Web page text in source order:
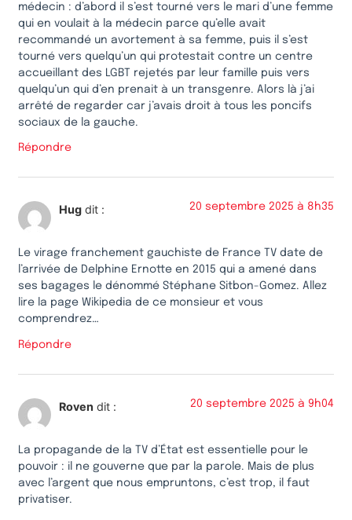
médecin : d’abord il s’est tourné vers le mari d’une femme
qui en voulait à la médecin parce qu’elle avait
recommandé un avortement à sa femme, puis il s’est
tourné vers quelqu’un qui protestait contre un centre
accueillant des LGBT rejetés par leur famille puis vers
quelqu’un qui d’en prenait à un transgenre. Alors là j’ai
arrêté de regarder car j’avais droit à tous les poncifs
sociaux de la gauche.
Répondre
Hug dit : 20 septembre 2025 à 8h35
Le virage franchement gauchiste de France TV date de
l’arrivée de Delphine Ernotte en 2015 qui a amené dans
ses bagages le dénommé Stéphane Sitbon-Gomez. Allez
lire la page Wikipedia de ce monsieur et vous
comprendrez…
Répondre
Roven dit : 20 septembre 2025 à 9h04
La propagande de la TV d’État est essentielle pour le
pouvoir : il ne gouverne que par la parole. Mais de plus
avec l’argent que nous empruntons, c’est trop, il faut
privatiser.